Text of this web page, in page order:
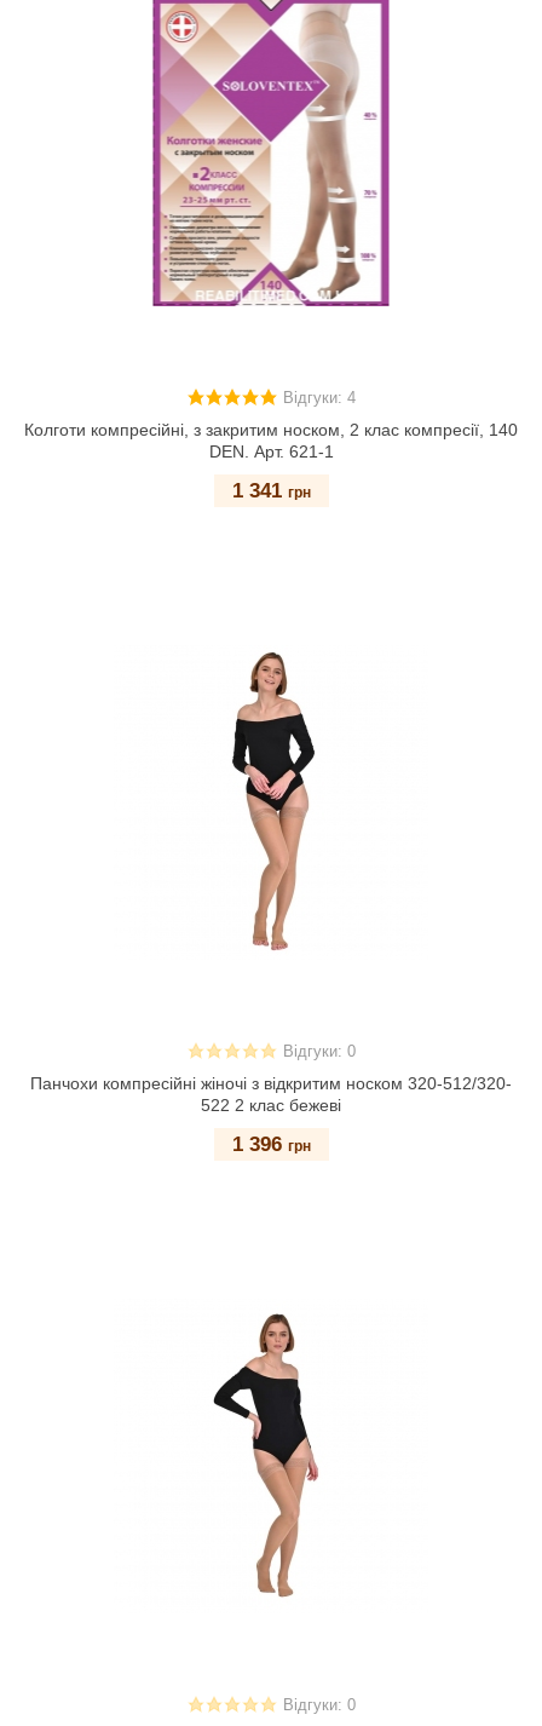
Відгуки: 4
Колготи компресійні, з закритим носком, 2 клас компресії, 140
DEN. Арт. 621-1
1 341 грн
Відгуки: 0
Панчохи компресійні жіночі з відкритим носком 320-512/320-
522 2 клас бежеві
1 396 грн
Відгуки: 0